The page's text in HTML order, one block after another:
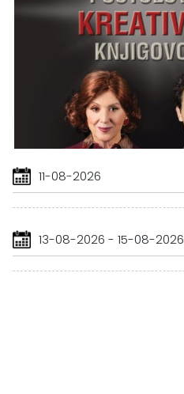
11-08-2026
13-08-2026 - 15-08-2026